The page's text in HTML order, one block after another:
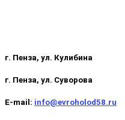
г. Пенза, ул. Кулибина
г. Пенза, ул. Суворова
E-mail: info@evroholod58.ru